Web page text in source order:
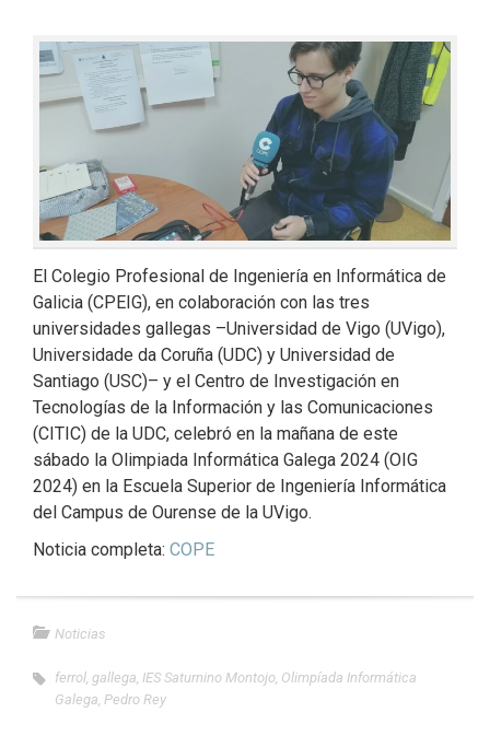
El Colegio Profesional de Ingeniería en Informática de
Galicia (CPEIG), en colaboración con las tres
universidades gallegas –Universidad de Vigo (UVigo),
Universidade da Coruña (UDC) y Universidad de
Santiago (USC)– y el Centro de Investigación en
Tecnologías de la Información y las Comunicaciones
(CITIC) de la UDC, celebró en la mañana de este
sábado la Olimpiada Informática Galega 2024 (OIG
2024) en la Escuela Superior de Ingeniería Informática
del Campus de Ourense de la UVigo.
Noticia completa: COPE
Noticias
ferrol, gallega, IES Saturnino Montojo, Olimpíada Informática
Galega, Pedro Rey